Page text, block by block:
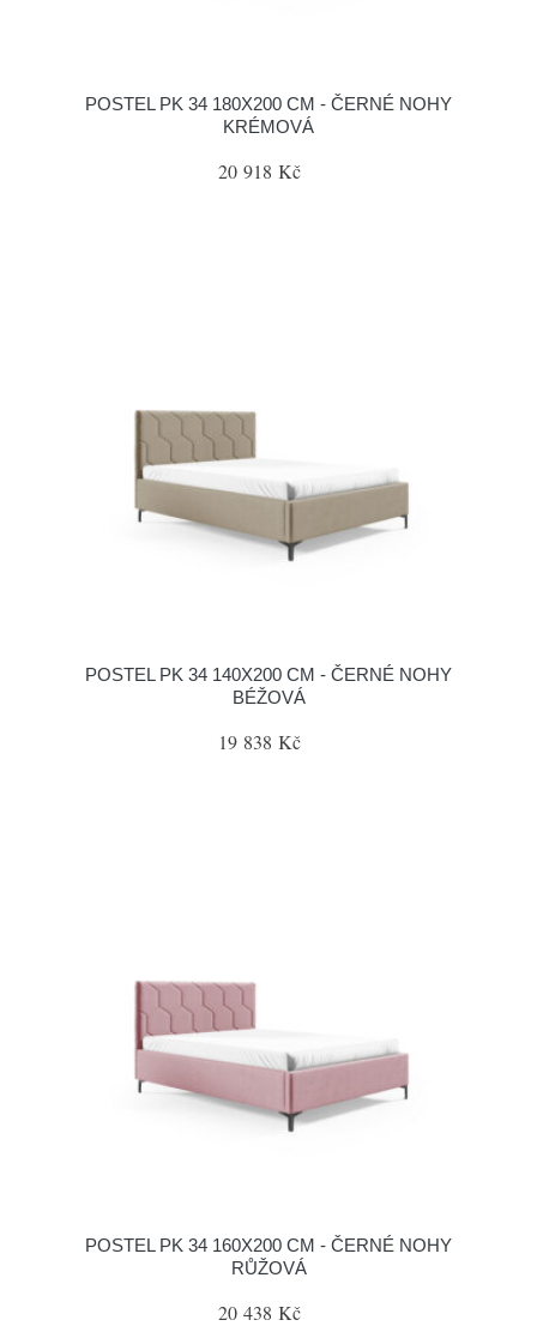
POSTEL PK 34 180X200 CM - ČERNÉ NOHY
KRÉMOVÁ
20 918 Kč
POSTEL PK 34 140X200 CM - ČERNÉ NOHY
BÉŽOVÁ
19 838 Kč
POSTEL PK 34 160X200 CM - ČERNÉ NOHY
RŮŽOVÁ
20 438 Kč